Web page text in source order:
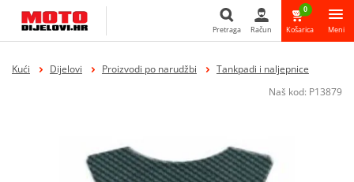
Pretraga
Pretraga Račun
0
Košarica Meni
Kući Dijelovi Proizvodi po narudžbi
Tankpadi i naljepnice
Naš kod: P13879